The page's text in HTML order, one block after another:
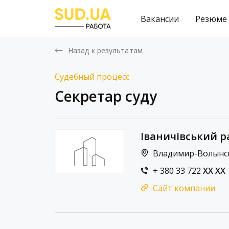
Вакансии Резюме
Назад к результатам
Судебный процесс
Секретар суду
Іваничівський
Владимир-
+ 380 33 722 XX XX
Сайт компании